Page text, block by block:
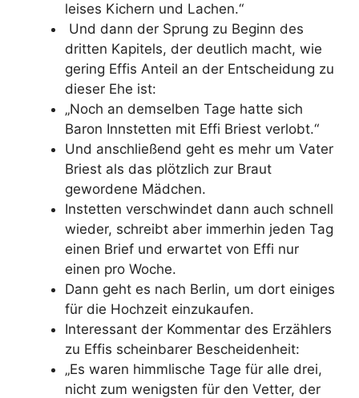
leises Kichern und Lachen.“
Und dann der Sprung zu Beginn des
dritten Kapitels, der deutlich macht, wie
gering Effis Anteil an der Entscheidung zu
dieser Ehe ist:
„Noch an demselben Tage hatte sich
Baron Innstetten mit Effi Briest verlobt.“
Und anschließend geht es mehr um Vater
Briest als das plötzlich zur Braut
gewordene Mädchen.
Instetten verschwindet dann auch schnell
wieder, schreibt aber immerhin jeden Tag
einen Brief und erwartet von Effi nur
einen pro Woche.
Dann geht es nach Berlin, um dort einiges
für die Hochzeit einzukaufen.
Interessant der Kommentar des Erzählers
zu Effis scheinbarer Bescheidenheit:
„Es waren himmlische Tage für alle drei,
nicht zum wenigsten für den Vetter, der